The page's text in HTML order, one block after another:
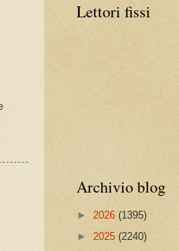
Lettori fissi
Archivio blog
► 2026 (1395)
► 2025 (2240)